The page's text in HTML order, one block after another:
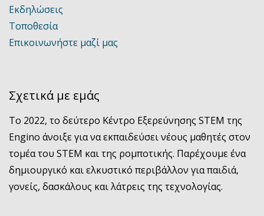
Εκδηλώσεις
Τοποθεσία
Επικοινωνήστε μαζί μας
Σχετικά με εμάς
Το 2022, το δεύτερο Κέντρο Εξερεύνησης STEM της
Engino άνοιξε για να εκπαιδεύσει νέους μαθητές στον
τομέα του STEM και της ρομποτικής. Παρέχουμε ένα
δημιουργικό και ελκυστικό περιβάλλον για παιδιά,
γονείς, δασκάλους και λάτρεις της τεχνολογίας.